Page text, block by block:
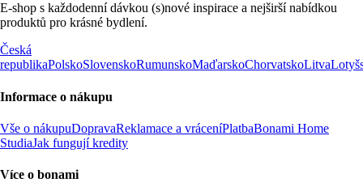
E-shop s každodenní dávkou (s)nové inspirace a nejširší nabídkou
produktů pro krásné bydlení.
Česká
republikaPolskoSlovenskoRumunskoMaďarskoChorvatskoLitva
Informace o nákupu
Vše o nákupuDopravaReklamace a vráceníPlatbaBonami Home
StudiaJak fungují kredity
Více o bonami